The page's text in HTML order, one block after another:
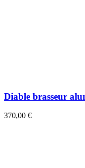
Diable brasseur
370,00 €